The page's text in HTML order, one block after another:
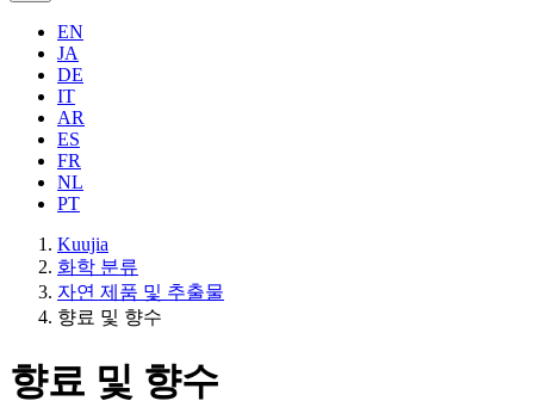
EN
JA
DE
IT
AR
ES
FR
NL
PT
Kuujia
화학 분류
자연 제품 및 추출물
향료 및 향수
향료 및 향수